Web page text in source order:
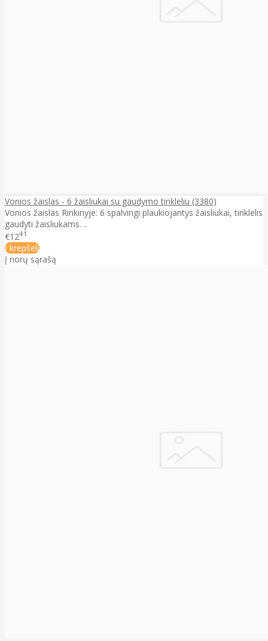
Vonios žaislas - 6 žaisliukai su gaudymo tinkleliu (3380)
Vonios žaislas Rinkinyje: 6 spalvingi plaukiojantys žaisliukai, tinklelis
gaudyti žaisliukams. ..
€1241
Į krepšelį
Į norų sąrašą